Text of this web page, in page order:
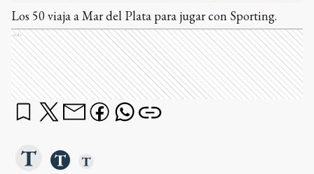
Los 50 viaja a Mar del Plata para jugar con Sporting.
Ads